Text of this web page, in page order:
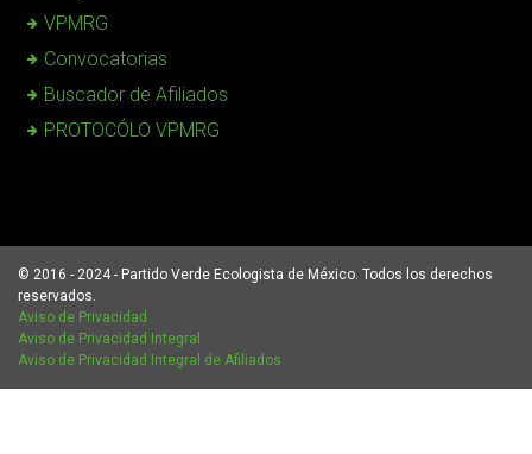
VPMRG
Convocatorias
Buscador de Afiliados
PROTOCÓLO VPMRG
© 2016 - 2024 - Partido Verde Ecologista de México. Todos los derechos
reservados.
Aviso de Privacidad
Aviso de Privacidad Integral
Aviso de Privacidad Integral de Afiliados